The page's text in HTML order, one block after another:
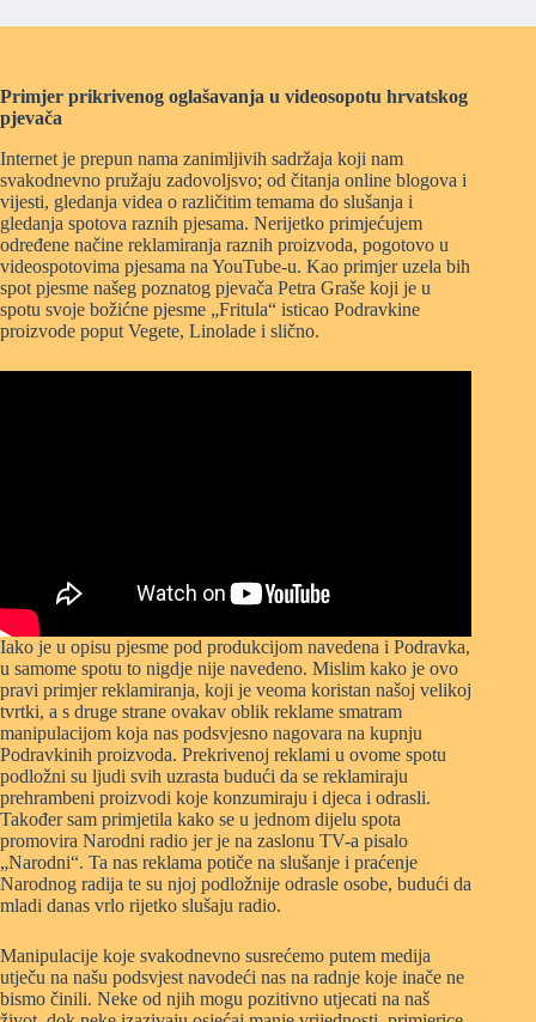
Primjer prikrivenog oglašavanja u videosopotu hrvatskog
pjevača
Internet je prepun nama zanimljivih sadržaja koji nam
svakodnevno pružaju zadovoljsvo; od čitanja online blogova i
vijesti, gledanja videa o različitim temama do slušanja i
gledanja spotova raznih pjesama. Nerijetko primjećujem
određene načine reklamiranja raznih proizvoda, pogotovo u
videospotovima pjesama na YouTube-u. Kao primjer uzela bih
spot pjesme našeg poznatog pjevača Petra Graše koji je u
spotu svoje božićne pjesme „Fritula“ isticao Podravkine
proizvode poput Vegete, Linolade i slično.
Iako je u opisu pjesme pod produkcijom navedena i Podravka,
u samome spotu to nigdje nije navedeno. Mislim kako je ovo
pravi primjer reklamiranja, koji je veoma koristan našoj velikoj
tvrtki, a s druge strane ovakav oblik reklame smatram
manipulacijom koja nas podsvjesno nagovara na kupnju
Podravkinih proizvoda. Prekrivenoj reklami u ovome spotu
podložni su ljudi svih uzrasta budući da se reklamiraju
prehrambeni proizvodi koje konzumiraju i djeca i odrasli.
Također sam primjetila kako se u jednom dijelu spota
promovira Narodni radio jer je na zaslonu TV-a pisalo
„Narodni“. Ta nas reklama potiče na slušanje i praćenje
Narodnog radija te su njoj podložnije odrasle osobe, budući da
mladi danas vrlo rijetko slušaju radio.
Manipulacije koje svakodnevno susrećemo putem medija
utječu na našu podsvjest navodeći nas na radnje koje inače ne
bismo činili. Neke od njih mogu pozitivno utjecati na naš